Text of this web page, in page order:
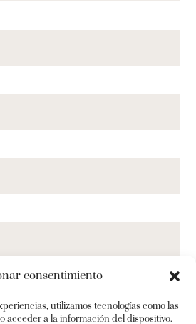
consentimiento
utilizamos tecnologías como las
acceder a la información del dispositivo.